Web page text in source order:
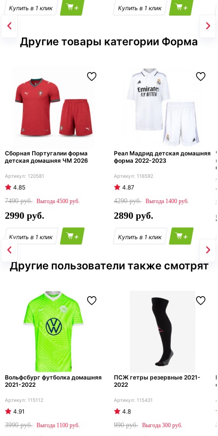
+ +
Другие товары категории Форма
Сборная Португалии форма
детская домашняя ЧМ 2026
120581
4.85
7490
4500
2990
+
Реал Мадрид детская домашняя
форма 2022-2023
116592
4.87
4290
1400
2890
+
Другие пользователи также смотрят
Вольфсбург футболка домашняя
2021-2022
115112
4.91
3990
1100
ПСЖ гетры резервные 2021-
2022
115431
4.8
990
300